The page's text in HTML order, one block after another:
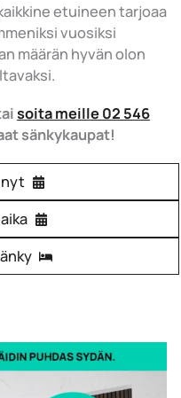
etuineen tarjoaa
vuosiksi
määrän hyvän olon
soita meille 02 546
sänkykaupat!